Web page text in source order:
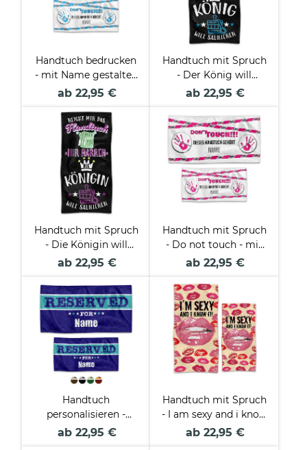
Handtuch bedrucken
- mit Name gestalten
- Do not touch - blaue
Größen
ab 22,95 €
Handtuch mit Spruch
- Der König will
saunieren - in zwei
ab 22,95 €
Handtuch mit Spruch
- Die Königin will
saunieren - in zwei
ab 22,95 €
Handtuch mit Spruch
- Do not touch - mit
Name bedruckt - rosa
Größen
ab 22,95 €
Handtuch
personalisieren -
Reserved For - mit
ab 22,95 €
Handtuch mit Spruch
- I am sexy and i know
it - in 2 Größen
ab 22,95 €